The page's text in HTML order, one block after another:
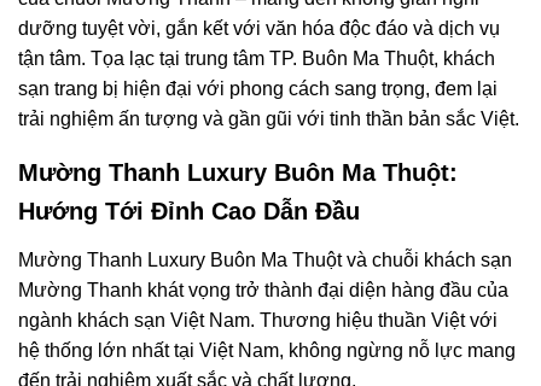
dưỡng tuyệt vời, gắn kết với văn hóa độc đáo và dịch vụ
tận tâm. Tọa lạc tại trung tâm TP. Buôn Ma Thuột, khách
sạn trang bị hiện đại với phong cách sang trọng, đem lại
trải nghiệm ấn tượng và gần gũi với tinh thần bản sắc Việt.
Mường Thanh Luxury Buôn Ma Thuột:
Hướng Tới Đỉnh Cao Dẫn Đầu
Mường Thanh Luxury Buôn Ma Thuột và chuỗi khách sạn
Mường Thanh khát vọng trở thành đại diện hàng đầu của
ngành khách sạn Việt Nam. Thương hiệu thuần Việt với
hệ thống lớn nhất tại Việt Nam, không ngừng nỗ lực mang
đến trải nghiệm xuất sắc và chất lượng.